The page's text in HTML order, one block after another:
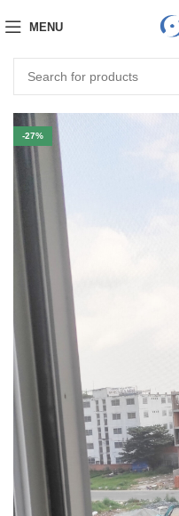
MENU
-27%